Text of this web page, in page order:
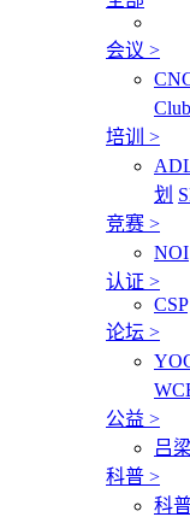
会议 >
Club
培训 >
划
竞赛 >
NOI
认证 >
CSP
论坛 >
公益 >
吕
科普 >
科